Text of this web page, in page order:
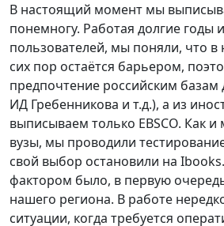
В настоящий момент мы
понемногу. Работая долгие годы
пользователей, мы поняли, что в
сих пор остаётся барьером,
предпочтение российским базам
ИД Гребенникова и т.д.), а из
выписываем только ЕBSCO. Как и
вузы, мы проводили
свой выбор остановили на
фактором было, в первую
нашего региона. В работе
ситуации, когда требуется